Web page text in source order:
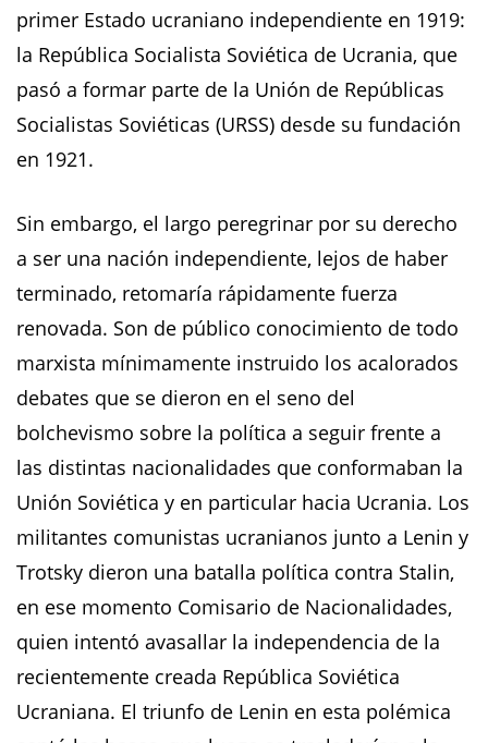
primer Estado ucraniano independiente en 1919:
la República Socialista Soviética de Ucrania, que
pasó a formar parte de la Unión de Repúblicas
Socialistas Soviéticas (URSS) desde su fundación
en 1921.
Sin embargo, el largo peregrinar por su derecho
a ser una nación independiente, lejos de haber
terminado, retomaría rápidamente fuerza
renovada. Son de público conocimiento de todo
marxista mínimamente instruido los acalorados
debates que se dieron en el seno del
bolchevismo sobre la política a seguir frente a
las distintas nacionalidades que conformaban la
Unión Soviética y en particular hacia Ucrania. Los
militantes comunistas ucranianos junto a Lenin y
Trotsky dieron una batalla política contra Stalin,
en ese momento Comisario de Nacionalidades,
quien intentó avasallar la independencia de la
recientemente creada República Soviética
Ucraniana. El triunfo de Lenin en esta polémica